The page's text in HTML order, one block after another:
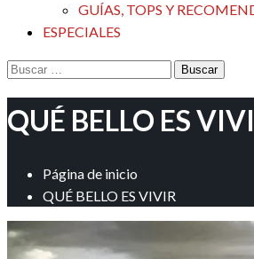
GUÍAS, TOPS Y
ESPECIALES
Buscar:
QUÉ BELLO ES
Página de inicio
QUÉ BELLO ES VIVIR